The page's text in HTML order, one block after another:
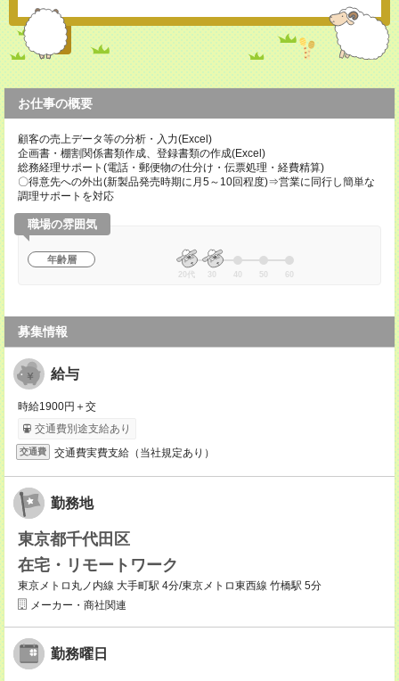
お仕事の概要
顧客の売上データ等の分析・入力(Excel)
企画書・棚割関係書類作成、登録書類の作成(Excel)
総務経理サポート(電話・郵便物の仕分け・伝票処理・経費精算)
〇得意先への外出(新製品発売時期に月5～10回程度)⇒営業に同行し簡単な
調理サポートを対応
職場の雰囲気
年齢層
20代 30 40 50 60
募集情報
給与
時給1900円＋交
交通費別途支給あり
交通費 交通費実費支給（当社規定あり）
勤務地
東京都千代田区
在宅・リモートワーク
東京メトロ丸ノ内線 大手町駅 4分/東京メトロ東西線 竹橋駅 5分
メーカー・商社関連
勤務曜日